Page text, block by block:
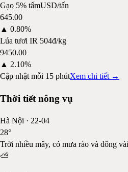
Gạo 5% tấmUSD/tấn
645.00
▲ 0.80%
Lúa tươi IR 504đ/kg
9450.00
▲ 2.10%
Cập nhật mỗi 15 phútXem chi tiết →
Thời tiết nông vụ
Hà Nội · 22-04
28°
Trời nhiều mây, có mưa rào và dông
⛅